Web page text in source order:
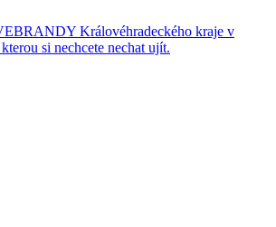
Královéhradeckého kraje v
si nechcete nechat ujít.